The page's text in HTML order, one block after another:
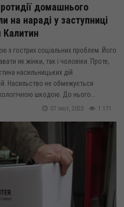
домашнього
на нараді у заступниці
Калитин
з гострих соціальних проблем. Його
як жінки, так і чоловіки. Проте,
насильницьких дій
Насильство не обмежується
шкодою. До нього...
1 171
07 лют, 2023